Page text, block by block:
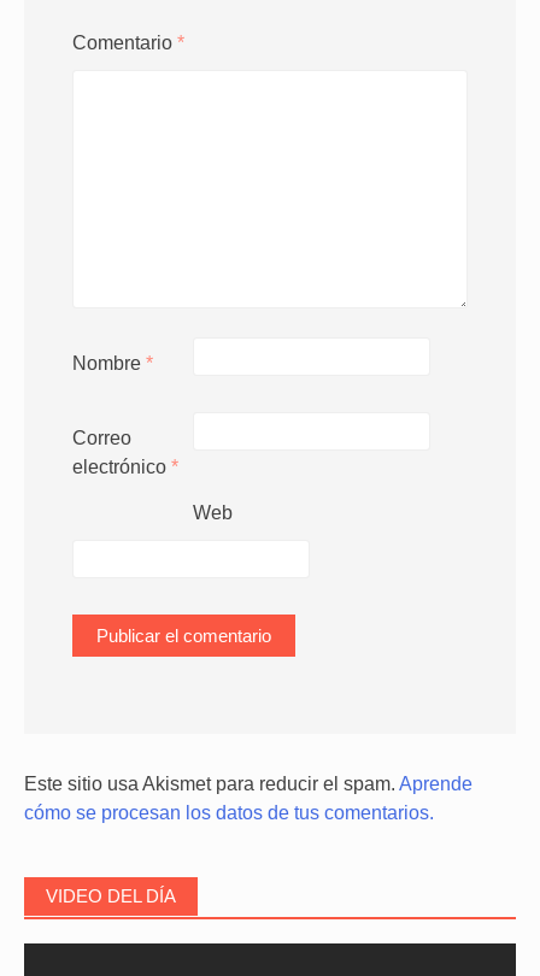
Comentario *
Nombre *
Correo
electrónico *
Web
Este sitio usa Akismet para reducir el spam. Aprende
cómo se procesan los datos de tus comentarios.
VIDEO DEL DÍA